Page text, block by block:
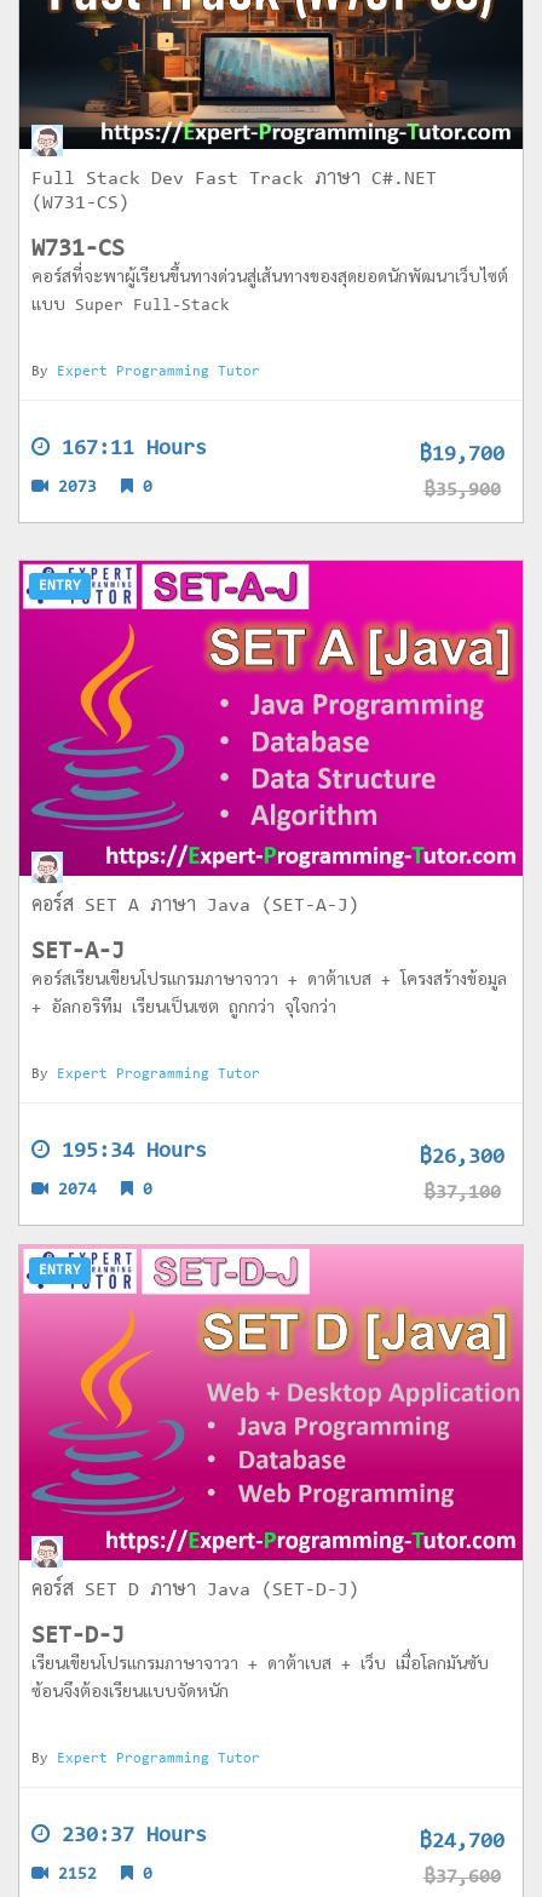
Full Stack Dev Fast Track ภาษา C#.NET
(W731-CS)
W731-CS
คอร์สที่จะพาผู้เรียนขึ้นทางด่วนสู่เส้นทางของสุดยอดนักพัฒนาเว็บไซต์
แบบ Super Full-Stack
By Expert Programming Tutor
167:11 Hours ฿19,700
฿35,900
2073 0
ENTRY
คอร์ส SET A ภาษา Java (SET-A-J)
SET-A-J
คอร์สเรียนเขียนโปรแกรมภาษาจาวา + ดาต้าเบส + โครงสร้างข้อมูล
+ อัลกอริทึม เรียนเป็นเซต ถูกกว่า จุใจกว่า
By Expert Programming Tutor
195:34 Hours ฿26,300
฿37,100
2074 0
ENTRY
คอร์ส SET D ภาษา Java (SET-D-J)
SET-D-J
เรียนเขียนโปรแกรมภาษาจาวา + ดาต้าเบส + เว็บ เมื่อโลกมันซับ
ซ้อนจึงต้องเรียนแบบจัดหนัก
By Expert Programming Tutor
230:37 Hours ฿24,700
฿37,600
2152 0